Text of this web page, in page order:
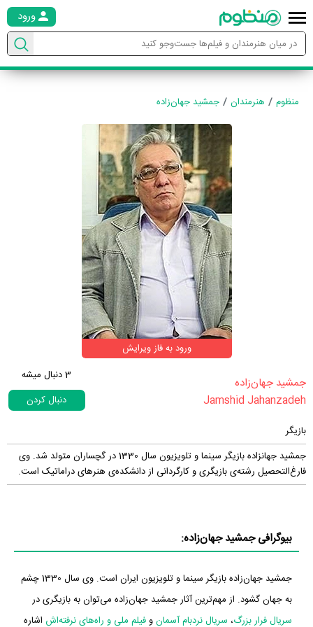
ورود
منظوم هنرمندان جمشید جهان‌زاده
ورود به فاز ویرایش
‏جمشید جهان‌زاده‏
Jamshid Jahanzadeh
3دنبال میشه
دنبال کردن
بازیگر
جمشید جهانزاده بازیگر سینما و تلویزیون سال 1330 در گچساران متولد شد. وی
فارغ‌التحصیل رشته‌‌ی بازیگری و کارگردانی از دانشکده‌ی هنرهای دراماتیک است.
بیوگرافی جمشید جهان‌زاده:
جمشید جهان‌زاده بازیگر سینما و تلویزیون ایران است. وی سال 1330 چشم
به جهان گشود. از مهم‌ترین آثار جمشید جهان‌زاده می‌توان به بازیگری در
سریال فرار بزرگ، سریال نردبام آسمانوفیلم ملی و راه‌های نرفته‌اش اشاره